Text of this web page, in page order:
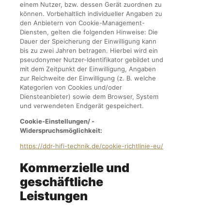
einem Nutzer, bzw. dessen Gerät zuordnen zu
können. Vorbehaltlich individueller Angaben zu
den Anbietern von Cookie-Management-
Diensten, gelten die folgenden Hinweise: Die
Dauer der Speicherung der Einwilligung kann
bis zu zwei Jahren betragen. Hierbei wird ein
pseudonymer Nutzer-Identifikator gebildet und
mit dem Zeitpunkt der Einwilligung, Angaben
zur Reichweite der Einwilligung (z. B. welche
Kategorien von Cookies und/oder
Diensteanbieter) sowie dem Browser, System
und verwendeten Endgerät gespeichert.
Cookie-Einstellungen/ -
Widerspruchsmöglichkeit:
https://ddr-hifi-technik.de/cookie-richtlinie-eu/
Kommerzielle und
geschäftliche
Leistungen